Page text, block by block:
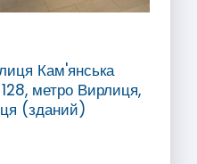
Кам'янська
метро Вирлиця,
(зданий)